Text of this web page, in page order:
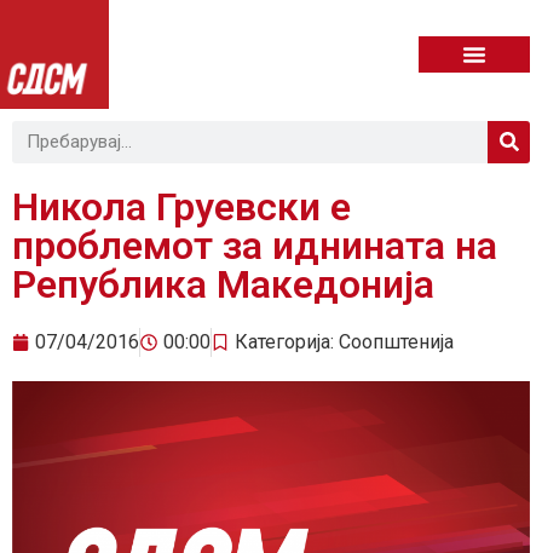
Никола Груевски е
проблемот за иднината на
Република Македонија
07/04/2016 00:00 Категорија: Соопштенија